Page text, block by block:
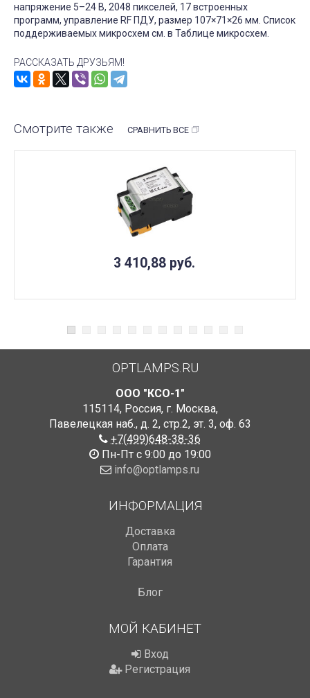
напряжение 5–24 В, 2048 пикселей, 17 встроенных
программ, управление RF ПДУ, размер 107×71×26 мм. Список
поддерживаемых микросхем см. в Таблице микросхем.
РАССКАЗАТЬ ДРУЗЬЯМ!
Смотрите также СРАВНИТЬ ВСЕ
3 410,88 руб.
OPTLAMPS.RU
ООО "КСО-1"
115114, Россия, г. Москва,
Павелецкая наб., д. 2, стр.2, эт. 3, оф. 63
+7(499)648-38-36
Пн-Пт с 9:00 до 19:00
info@optlamps.ru
ИНФОРМАЦИЯ
Доставка
Оплата
Гарантия
Блог
МОЙ КАБИНЕТ
Вход
Регистрация